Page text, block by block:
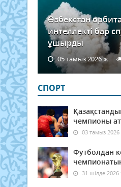
Өзбекстан
интеллекті бар
ұшырды
05 тамыз 2026 ж.
СПОРТ
чемпионы
03 тамыз 2026
Футболдан
31 шілде 2026